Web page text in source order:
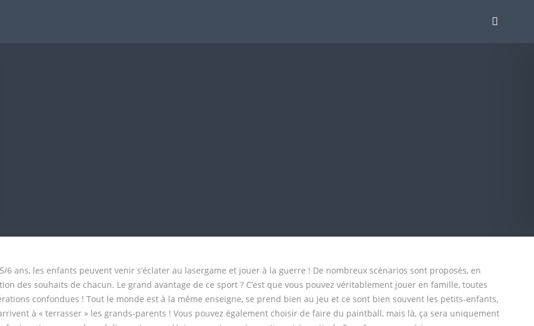
6 ans, les enfants peuvent venir s’éclater au lasergame et jouer à la guerre ! De nombreux scénarios sont proposés, en
des souhaits de chacun. Le grand avantage de ce sport ? C’est que vous pouvez véritablement jouer en famille, toutes
confondues ! Tout le monde est à la même enseigne, se prend bien au jeu et ce sont bien souvent les petits-enfants,
à « terrasser » les grands-parents ! Vous pouvez également choisir de faire du paintball, mais là, ça sera uniquement